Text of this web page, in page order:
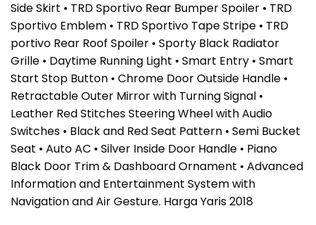
Side Skirt • TRD Sportivo Rear Bumper Spoiler • TRD
Sportivo Emblem • TRD Sportivo Tape Stripe • TRD
portivo Rear Roof Spoiler • Sporty Black Radiator
Grille • Daytime Running Light • Smart Entry • Smart
Start Stop Button • Chrome Door Outside Handle •
Retractable Outer Mirror with Turning Signal •
Leather Red Stitches Steering Wheel with Audio
Switches • Black and Red Seat Pattern • Semi Bucket
Seat • Auto AC • Silver Inside Door Handle • Piano
Black Door Trim & Dashboard Ornament • Advanced
Information and Entertainment System with
Navigation and Air Gesture. Harga Yaris 2018